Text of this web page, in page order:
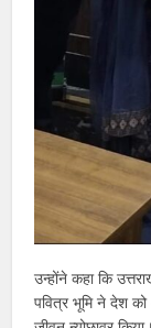
उन्होंने कहा कि
पवित्र भूमि ने देश को